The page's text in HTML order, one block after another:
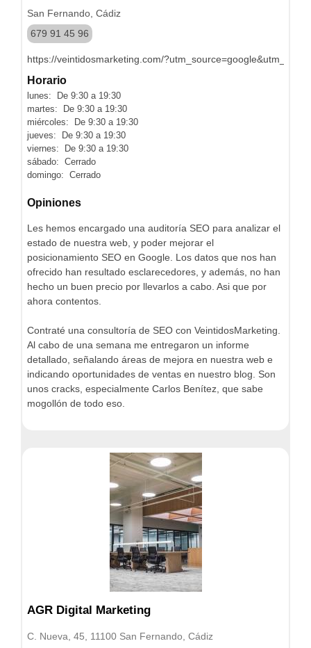
San Fernando, Cádiz
679 91 45 96
https://veintidosmarketing.com/
Horario
lunes: De 9:30 a 19:30
martes: De 9:30 a 19:30
miércoles: De 9:30 a 19:30
jueves: De 9:30 a 19:30
viernes: De 9:30 a 19:30
sábado: Cerrado
domingo: Cerrado
Opiniones
Les hemos encargado una auditoría SEO para analizar el
estado de nuestra web, y poder mejorar el
posicionamiento SEO en Google. Los datos que nos han
ofrecido han resultado esclarecedores, y además, no han
hecho un buen precio por llevarlos a cabo. Asi que por
ahora contentos.
Contraté una consultoría de SEO con VeintidosMarketing.
Al cabo de una semana me entregaron un informe
detallado, señalando áreas de mejora en nuestra web e
indicando oportunidades de ventas en nuestro blog. Son
unos cracks, especialmente Carlos Benítez, que sabe
mogollón de todo eso.
AGR Digital Marketing
C. Nueva, 45, 11100 San Fernando, Cádiz